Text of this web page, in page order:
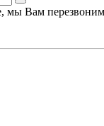
мы Вам